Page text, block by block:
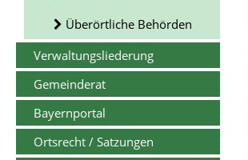
Überörtliche Behörden
Verwaltungsliederung
Gemeinderat
Bayernportal
Ortsrecht / Satzungen